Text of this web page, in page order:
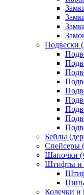
Подвески
Бейлы
Спейсеры
Шапочки
Штифты и
Колечки и